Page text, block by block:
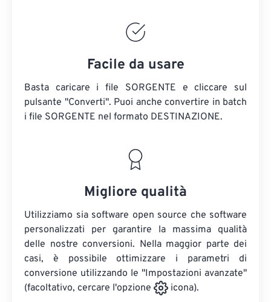
Facile da usare
Basta caricare i file SORGENTE e cliccare sul
pulsante "Converti". Puoi anche convertire in batch
i file SORGENTE nel formato DESTINAZIONE.
Migliore qualità
Utilizziamo sia software open source che software
personalizzati per garantire la massima qualità
delle nostre conversioni. Nella maggior parte dei
casi, è possibile ottimizzare i parametri di
conversione utilizzando le "Impostazioni avanzate"
(facoltativo, cercare l'opzione
icona).